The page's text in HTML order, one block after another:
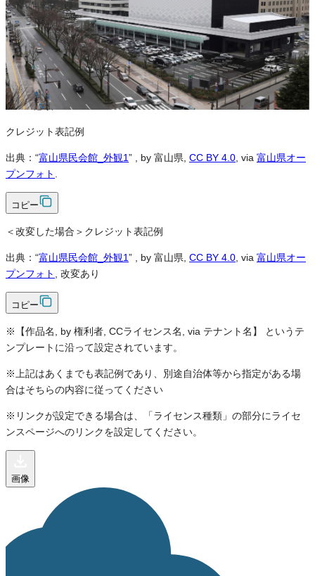
可
改変
可
クレジット表記
必須
クレジット表記例
出典：“富山県民会館_外観1” , by 富山県, CC BY 4.0 , via 富山県オー
プンフォト
コピー
＜改変した場合＞クレジット表記例
出典：“富山県民会館_外観1” , by 富山県, CC BY 4.0 , via 富山県オー
プンフォト
, 改変あり
コピー
※【作品名, by 権利者, CCライセンス名, via テナント名】 というテ
ンプレートに沿って設定されています。
※上記はあくまでも表記例であり、別途自治体等から指定がある場
合はそちらの内容に従ってください
※リンクが設定できる場合は、「ライセンス種類」の部分にライセ
ンスページへのリンクを設定してください。
画像